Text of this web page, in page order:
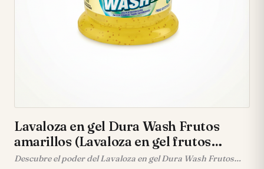
Lavaloza en gel Dura Wash Frutos
amarillos (Lavaloza en gel frutos
amarillos)
Descubre el poder del Lavaloza en gel Dura Wash Frutos